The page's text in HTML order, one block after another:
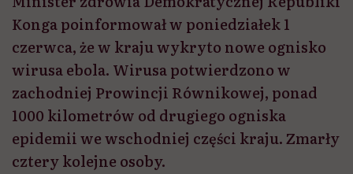
Konga poinformował w poniedziałek 1
czerwca, że w kraju wykryto nowe ognisko
wirusa ebola. Wirusa potwierdzono w
zachodniej Prowincji Równikowej, ponad
1000 kilometrów od drugiego ogniska
epidemii we wschodniej części kraju. Zmarły
cztery kolejne osoby.